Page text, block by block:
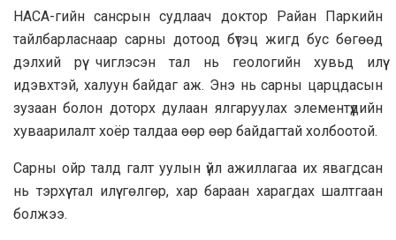
НАСА-гийн сансрын судлаач доктор Райан Паркийн
тайлбарласнаар сарны дотоод бүтэц жигд бус бөгөөд
дэлхий рүү чиглэсэн тал нь геологийн хувьд илүү
идэвхтэй, халуун байдаг аж. Энэ нь сарны царцдасын
зузаан болон доторх дулаан ялгаруулах элементүүдийн
хуваарилалт хоёр талдаа өөр өөр байдагтай холбоотой.
Сарны ойр талд галт уулын үйл ажиллагаа их явагдсан
нь тэрхүү тал илүү гөлгөр, хар бараан харагдах шалтгаан
болжээ.